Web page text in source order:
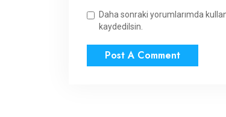
Daha sonraki yorumlarımda
kaydedilsin.